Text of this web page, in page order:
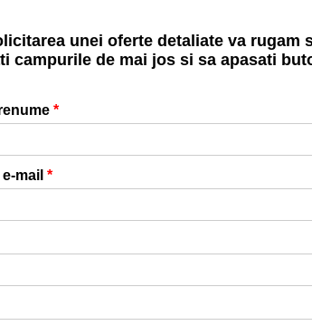
unei oferte detaliate va rugam
campurile de mai jos si sa apasati
*
mail *